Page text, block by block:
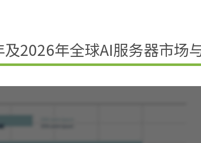
2026年全球AI服务器市场